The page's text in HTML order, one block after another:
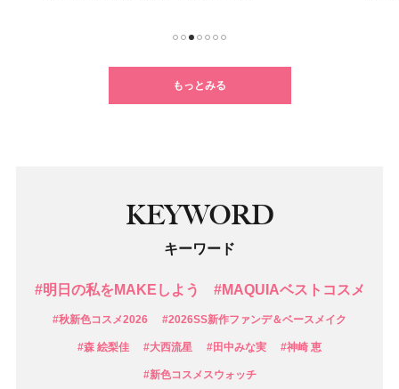
もっとみる
KEYWORD
キーワード
#明日の私をMAKEしよう #MAQUIAベストコスメ
#秋新色コスメ2026 #2026SS新作ファンデ＆ベースメイク
#森 絵梨佳 #大西流星 #田中みな実 #神崎 恵
#新色コスメスウォッチ